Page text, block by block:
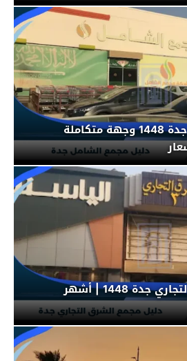
دليل مجمع الشامل جدة 1448 وجهة متكاملة
دليل مجمع الشرق التجاري جدة 1448 | أشهر